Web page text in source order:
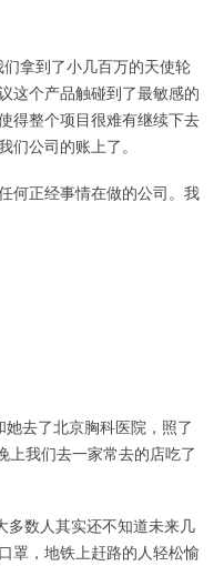
拿到了小几百万的天使轮
这个产品触碰到了最敏感的
得整个项目很难有继续下去
们公司的账上了。
何正经事情在做的公司。我
去了北京胸科医院，照了
上我们去一家常去的店吃了
多数人其实还不知道未来几
罩，地铁上赶路的人轻松愉